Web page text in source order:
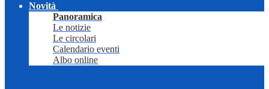
Novità
Panoramica
Le notizie
Le circolari
Calendario eventi
Albo online